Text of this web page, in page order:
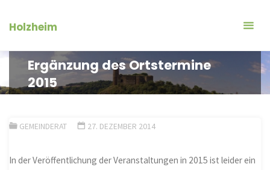
InhaltHolzheim
Ergänzung des Ortstermine
2015
GEMEINDERAT 27. DEZEMBER 2014
In der Veröffentlichung der Veranstaltungen in 2015 ist leider ein